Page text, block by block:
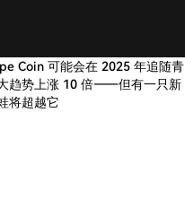
Coin 可能会在 2025 年追随青
趋势上涨 10 倍——但有一只新
将超越它